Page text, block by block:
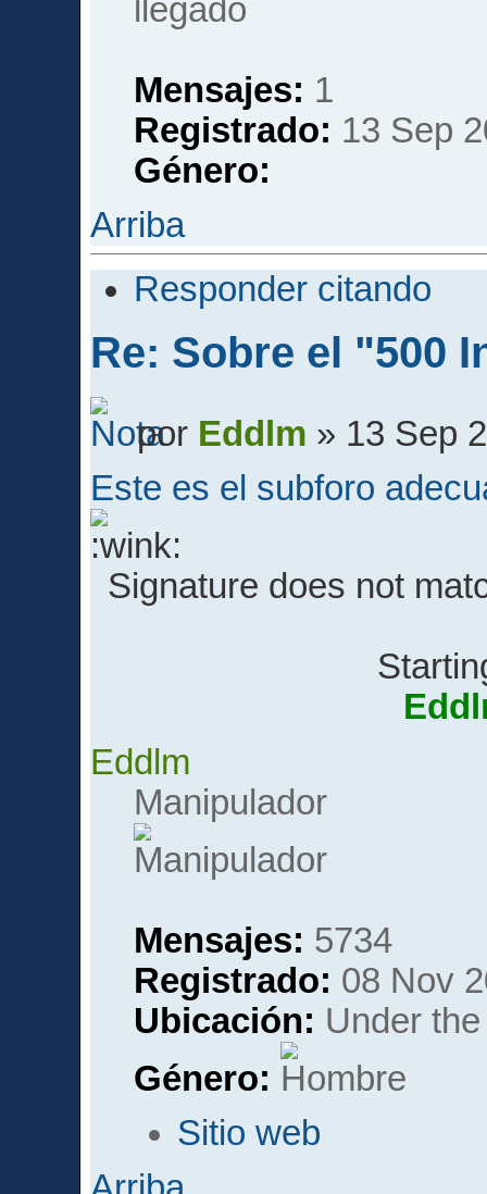
Mensajes: 1
Registrado: 13 Sep
Género:
Arriba
Responder citando
Re: Sobre el "500
por Eddlm » 13 Sep
Este es el subforo
Signature does not
Eddlm
Manipulador
Mensajes: 5734
Registrado: 08 Nov
Ubicación: Under
Género:
Sitio web